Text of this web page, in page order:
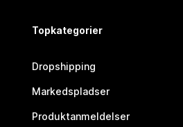
Topkategorier
Dropshipping
Markedspladser
Produktanmeldelser